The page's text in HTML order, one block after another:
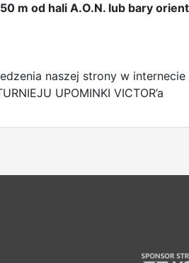
m od hali A.O.N. lub bary
naszej strony w
UPOMINKI VICTOR’a